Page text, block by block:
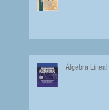
Álgebra Lineal